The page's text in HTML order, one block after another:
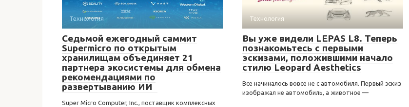
Технология
Седьмой ежегодный саммит
Supermicro по открытым
хранилищам объединяет 21
партнера экосистемы для обмена
рекомендациями по
развертыванию ИИ
Super Micro Computer, Inc., поставщик комплексных
Технология
Вы уже видели LEPAS L8. Теперь
познакомьтесь с первыми
эскизами, положившими начало
стилю Leopard Aesthetics
Все начиналось вовсе не с автомобиля. Первый эскиз
изображал не автомобиль, а животное —